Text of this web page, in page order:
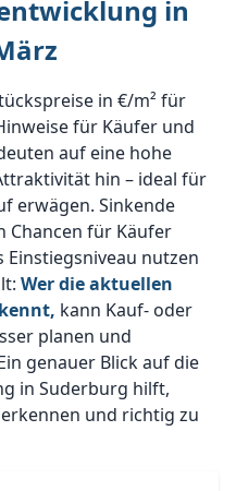
in
in €/m² für
für Käufer und
auf eine hohe
hin – ideal für
erwägen. Sinkende
Chancen für Käufer
nutzen
Wer die aktuellen
kann Kauf- oder
planen und
genauer Blick auf die
in Suderburg hilft,
und richtig zu